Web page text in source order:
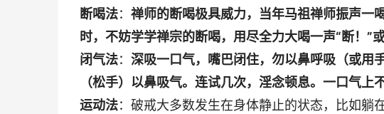
断喝法： 禅师的断喝极具威力，当年马祖禅师振声一
时，不妨学学禅宗的断喝，用尽全力大喝一声“断！”
闭气法： 深吸一口气，嘴巴闭住，勿以鼻呼吸（或用
（松手）以鼻吸气。连试几次，淫念顿息。一口气上
运动法：破戒大多数发生在身体静止的状态，比如躺